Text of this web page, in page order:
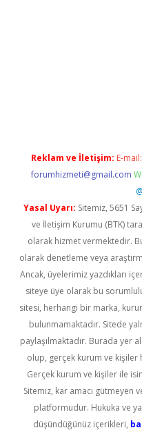
Reklam ve İletişim: E-mail:
forumhizmeti@gmail.com
Yasal Uyarı: Sitemiz, 5651
ve İletişim Kurumu (BTK)
olarak hizmet vermektedir.
olarak denetleme veya
Ancak, üyelerimiz yazdıkları
siteye üye olarak bu
sitesi, herhangi bir marka,
bulunmamaktadır. Sitede
paylaşılmaktadır. Burada yer
olup, gerçek kurum ve kişiler
Gerçek kurum ve kişiler ile
Sitemiz, kar amacı gütmeyen
platformudur. Hukuka ve
düşündüğünüz içerikleri,